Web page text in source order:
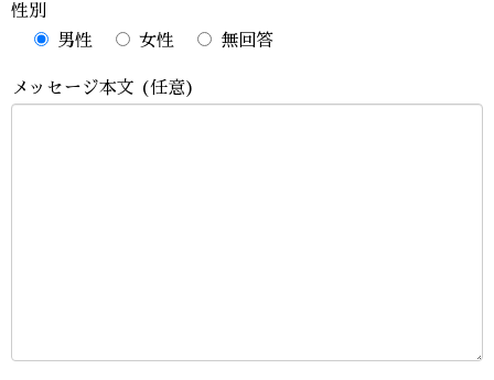
性別
男性
女性 無回答
メッセージ本文 (任意)